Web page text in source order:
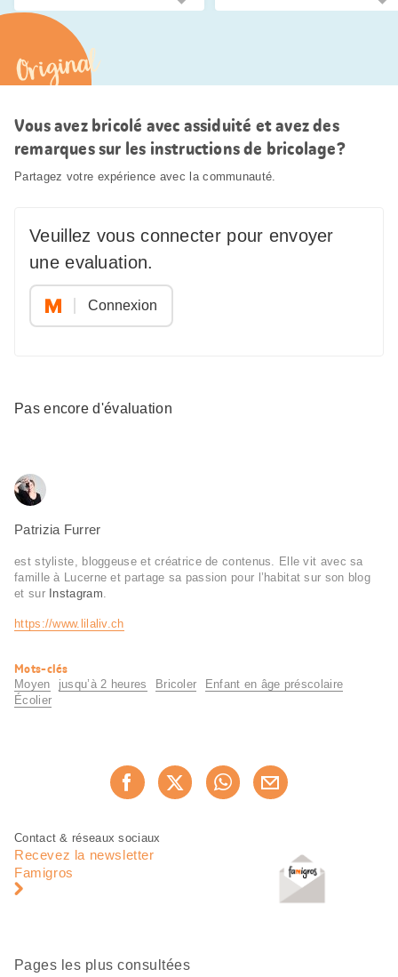
Original
Vous avez bricolé avec assiduité et avez des
remarques sur les instructions de bricolage?
Partagez votre expérience avec la communauté.
Veuillez vous connecter pour envoyer
une evaluation.
Connexion
Pas encore d'évaluation
Patrizia Furrer
est styliste, bloggeuse et créatrice de contenus. Elle vit avec sa
famille à Lucerne et partage sa passion pour l’habitat sur son blog
et sur Instagram
https://www.lilaliv.ch
Informations
utiles
Mots-clés
Moyen jusqu’à 2 heures Bricoler
Enfant en âge préscolaire
Écolier
Recommander maintenant
Pied
page
Navigation
pied
Contact & réseaux sociaux
Recevez la newsletter
Famigros
Pages les plus consultées